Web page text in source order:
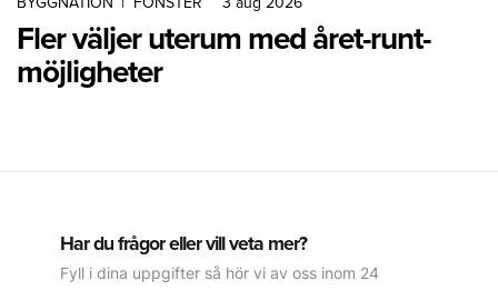
Fler väljer uterum med året-runt-
möjligheter
Har du frågor eller vill veta mer?
Fyll i dina uppgifter så hör vi av oss inom 24